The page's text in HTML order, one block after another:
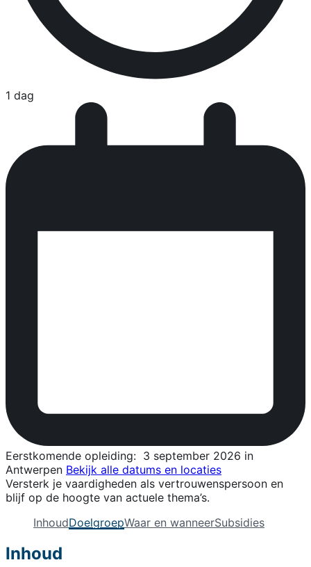
1 dag
Eerstkomende opleiding: 3 september 2026 in
Antwerpen Bekijk alle datums en locaties
Versterk je vaardigheden als vertrouwenspersoon en
blijf op de hoogte van actuele thema’s.
InhoudDoelgroepWaar en wanneerSubsidies
Inhoud